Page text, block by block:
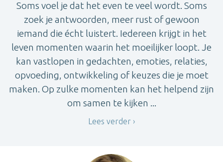
Soms voel je dat het even te veel wordt. Soms
zoek je antwoorden, meer rust of gewoon
iemand die écht luistert. Iedereen krijgt in het
leven momenten waarin het moeilijker loopt. Je
kan vastlopen in gedachten, emoties, relaties,
opvoeding, ontwikkeling of keuzes die je moet
maken. Op zulke momenten kan het helpend zijn
om samen te kijken ...
Lees verder